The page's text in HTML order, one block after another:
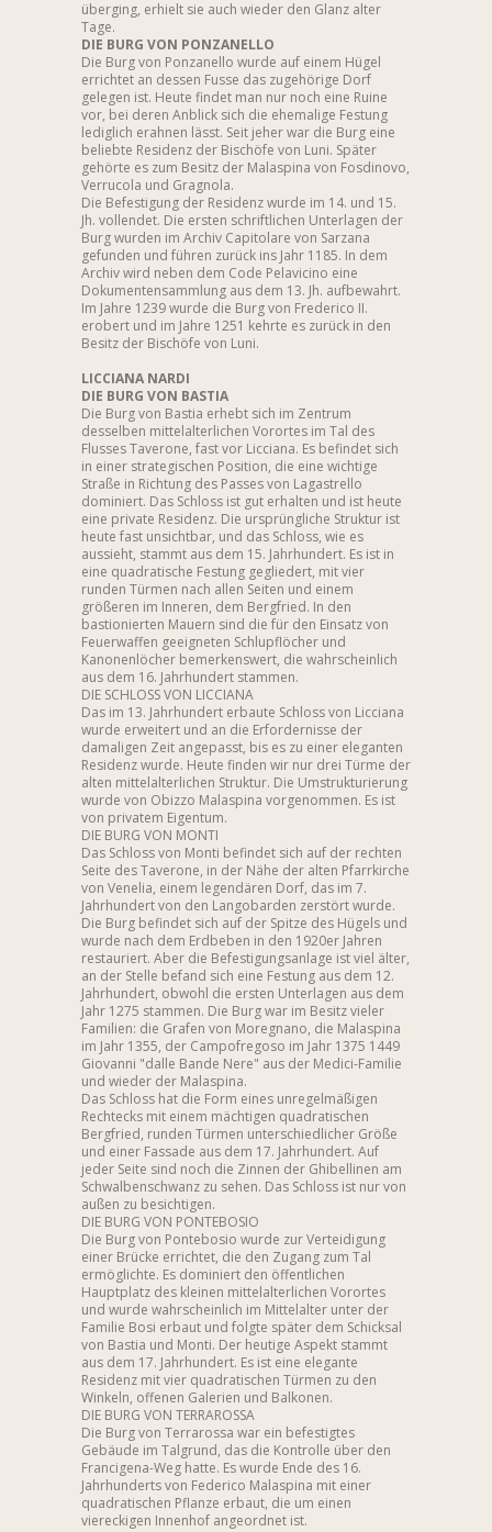
überging, erhielt sie auch wieder den Glanz alter
Tage.
DIE BURG VON PONZANELLO
Die Burg von Ponzanello wurde auf einem Hügel
errichtet an dessen Fusse das zugehörige Dorf
gelegen ist. Heute findet man nur noch eine Ruine
vor, bei deren Anblick sich die ehemalige Festung
lediglich erahnen lässt. Seit jeher war die Burg eine
beliebte Residenz der Bischöfe von Luni. Später
gehörte es zum Besitz der Malaspina von Fosdinovo,
Verrucola und Gragnola.
Die Befestigung der Residenz wurde im 14. und 15.
Jh. vollendet. Die ersten schriftlichen Unterlagen der
Burg wurden im Archiv Capitolare von Sarzana
gefunden und führen zurück ins Jahr 1185. In dem
Archiv wird neben dem Code Pelavicino eine
Dokumentensammlung aus dem 13. Jh. aufbewahrt.
Im Jahre 1239 wurde die Burg von Frederico II.
erobert und im Jahre 1251 kehrte es zurück in den
Besitz der Bischöfe von Luni.
LICCIANA NARDI
DIE BURG VON BASTIA
Die Burg von Bastia erhebt sich im Zentrum
desselben mittelalterlichen Vorortes im Tal des
Flusses Taverone, fast vor Licciana. Es befindet sich
in einer strategischen Position, die eine wichtige
Straße in Richtung des Passes von Lagastrello
dominiert. Das Schloss ist gut erhalten und ist heute
eine private Residenz. Die ursprüngliche Struktur ist
heute fast unsichtbar, und das Schloss, wie es
aussieht, stammt aus dem 15. Jahrhundert. Es ist in
eine quadratische Festung gegliedert, mit vier
runden Türmen nach allen Seiten und einem
größeren im Inneren, dem Bergfried. In den
bastionierten Mauern sind die für den Einsatz von
Feuerwaffen geeigneten Schlupflöcher und
Kanonenlöcher bemerkenswert, die wahrscheinlich
aus dem 16. Jahrhundert stammen.
DIE SCHLOSS VON LICCIANA
Das im 13. Jahrhundert erbaute Schloss von Licciana
wurde erweitert und an die Erfordernisse der
damaligen Zeit angepasst, bis es zu einer eleganten
Residenz wurde. Heute finden wir nur drei Türme der
alten mittelalterlichen Struktur. Die Umstrukturierung
wurde von Obizzo Malaspina vorgenommen. Es ist
von privatem Eigentum.
DIE BURG VON MONTI
Das Schloss von Monti befindet sich auf der rechten
Seite des Taverone, in der Nähe der alten Pfarrkirche
von Venelia, einem legendären Dorf, das im 7.
Jahrhundert von den Langobarden zerstört wurde.
Die Burg befindet sich auf der Spitze des Hügels und
wurde nach dem Erdbeben in den 1920er Jahren
restauriert. Aber die Befestigungsanlage ist viel älter,
an der Stelle befand sich eine Festung aus dem 12.
Jahrhundert, obwohl die ersten Unterlagen aus dem
Jahr 1275 stammen. Die Burg war im Besitz vieler
Familien: die Grafen von Moregnano, die Malaspina
im Jahr 1355, der Campofregoso im Jahr 1375 1449
Giovanni "dalle Bande Nere" aus der Medici-Familie
und wieder der Malaspina.
Das Schloss hat die Form eines unregelmäßigen
Rechtecks mit einem mächtigen quadratischen
Bergfried, runden Türmen unterschiedlicher Größe
und einer Fassade aus dem 17. Jahrhundert. Auf
jeder Seite sind noch die Zinnen der Ghibellinen am
Schwalbenschwanz zu sehen. Das Schloss ist nur von
außen zu besichtigen.
DIE BURG VON PONTEBOSIO
Die Burg von Pontebosio wurde zur Verteidigung
einer Brücke errichtet, die den Zugang zum Tal
ermöglichte. Es dominiert den öffentlichen
Hauptplatz des kleinen mittelalterlichen Vorortes
und wurde wahrscheinlich im Mittelalter unter der
Familie Bosi erbaut und folgte später dem Schicksal
von Bastia und Monti. Der heutige Aspekt stammt
aus dem 17. Jahrhundert. Es ist eine elegante
Residenz mit vier quadratischen Türmen zu den
Winkeln, offenen Galerien und Balkonen.
DIE BURG VON TERRAROSSA
Die Burg von Terrarossa war ein befestigtes
Gebäude im Talgrund, das die Kontrolle über den
Francigena-Weg hatte. Es wurde Ende des 16.
Jahrhunderts von Federico Malaspina mit einer
quadratischen Pflanze erbaut, die um einen
viereckigen Innenhof angeordnet ist.